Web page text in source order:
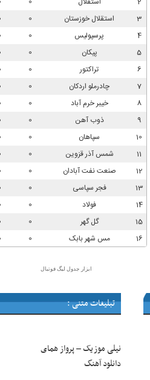
ابزار جدول لیگ فوتبال
تبلیغات متنی :
نیلی موزیک–پرواز همای
دانلود آهنگ